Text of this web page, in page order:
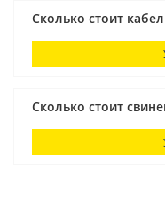
Сколько стоит
Сколько стоит